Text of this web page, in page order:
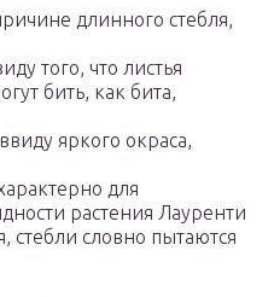
длинного стебля,
того, что листья
бить, как бита,
яркого окраса,
для
растения Лауренти
стебли словно пытаются